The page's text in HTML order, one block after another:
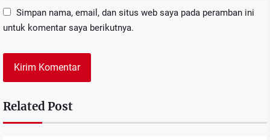
Simpan nama, email, dan situs web saya pada peramban ini
untuk komentar saya berikutnya.
Related Post